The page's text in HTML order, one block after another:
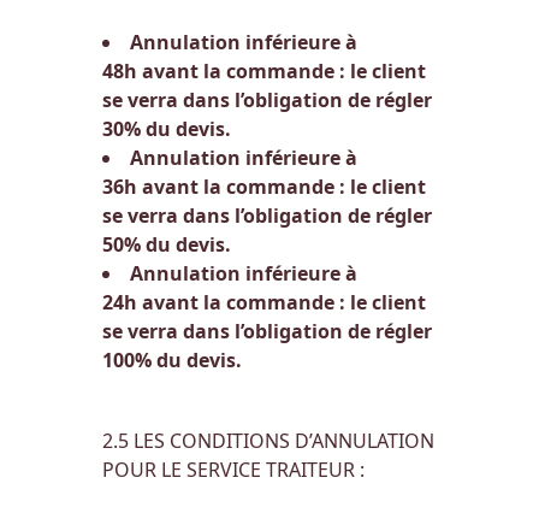
Annulation inférieure à
48h avant la commande : le client
se verra dans l’obligation de régler
30% du devis.
Annulation inférieure à
36h avant la commande : le client
se verra dans l’obligation de régler
50% du devis.
Annulation inférieure à
24h avant la commande : le client
se verra dans l’obligation de régler
100% du devis.
2.5 LES CONDITIONS D’ANNULATION
POUR LE SERVICE TRAITEUR :